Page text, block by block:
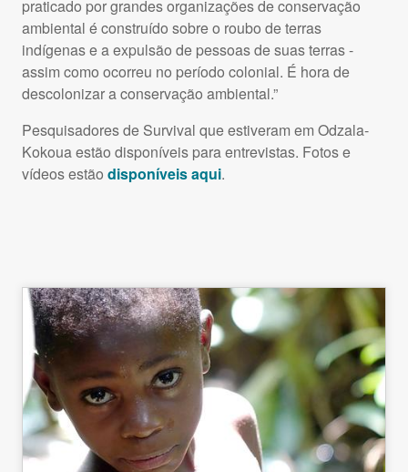
praticado por grandes organizações de conservação
ambiental é construído sobre o roubo de terras
indígenas e a expulsão de pessoas de suas terras -
assim como ocorreu no período colonial. É hora de
descolonizar a conservação ambiental.”
Pesquisadores de Survival que estiveram em Odzala-
Kokoua estão disponíveis para entrevistas. Fotos e
vídeos estão disponíveis aqui.